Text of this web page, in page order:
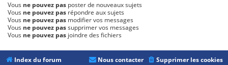
Vous ne pouvez pas poster de nouveaux sujets
Vous ne pouvez pas répondre aux sujets
Vous ne pouvez pas modifier vos messages
Vous ne pouvez passupprimer vos messages
Vous ne pouvez pas joindre des fichiers
Index du forum Supprimer les cookies
Nous contacter